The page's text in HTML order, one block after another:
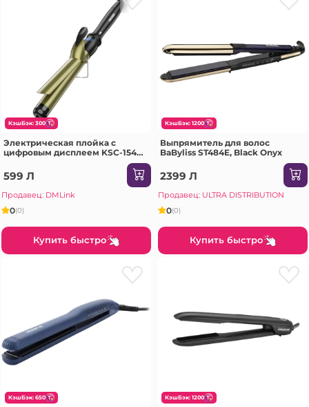
КэшБэк: 300
Электрическая плойка с
цифровым дисплеем KSC-1545,
599 Л
Продавец: DMLink
0(0)
Купить быстро
КэшБэк: 1200
Выпрямитель для волос
BaByliss ST484E, Black Onyx
2399 Л
Продавец: ULTRA DISTRIBUTION
0(0)
Купить быстро
КэшБэк: 650 КэшБэк: 1200